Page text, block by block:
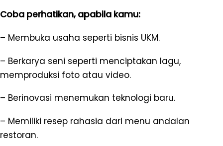
Coba perhatikan, apabila kamu:
– Membuka usaha seperti bisnis UKM.
– Berkarya seni seperti menciptakan lagu,
memproduksi foto atau video.
– Berinovasi menemukan teknologi baru.
– Memiliki resep rahasia dari menu andalan
restoran.